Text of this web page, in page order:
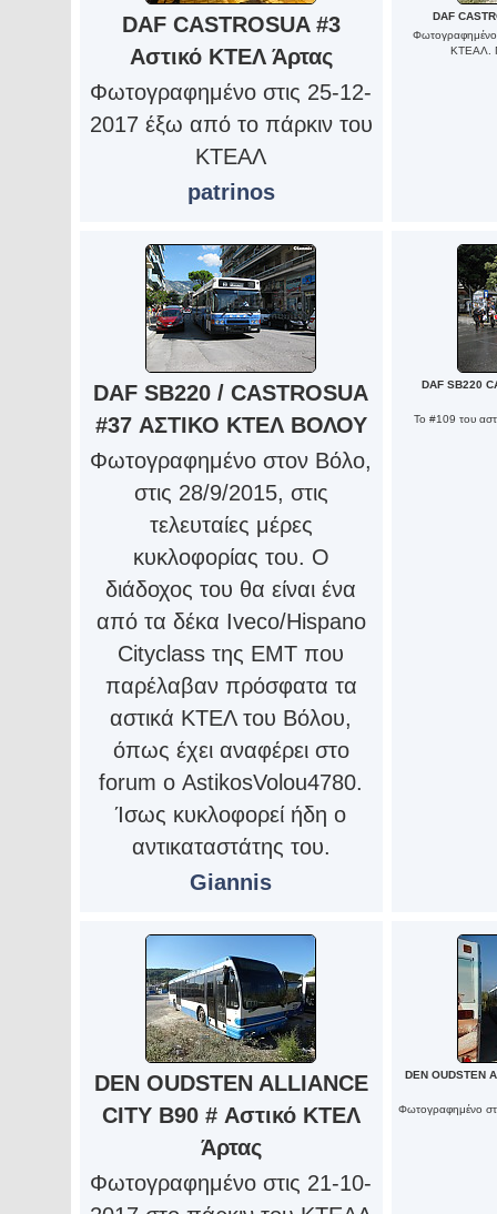
DAF CASTROSUA #3
Αστικό ΚΤΕΛ Άρτας
Φωτογραφημένο στις 25-12-
2017 έξω από το πάρκιν του
ΚΤΕΑΛ
patrinos
DAF
Φωτογραφημένο
ΚΤΕΑΛ.
DAF SB220 / CASTROSUA
#37 ΑΣΤΙΚΟ ΚΤΕΛ ΒΟΛΟΥ
Φωτογραφημένο στον Βόλο,
στις 28/9/2015, στις
τελευταίες μέρες
κυκλοφορίας του. Ο
διάδοχος του θα είναι ένα
από τα δέκα Iveco/Hispano
Cityclass της ΕΜΤ που
παρέλαβαν πρόσφατα τα
αστικά ΚΤΕΛ του Βόλου,
όπως έχει αναφέρει στο
forum ο AstikosVolou4780.
Ίσως κυκλοφορεί ήδη ο
αντικαταστάτης του.
Giannis
DAF SB220
Το #109 του
DEN OUDSTEN ALLIANCE
CITY B90 # Αστικό ΚΤΕΛ
Άρτας
Φωτογραφημένο στις 21-10-
DEN OUDSTEN
Φωτογραφημένο